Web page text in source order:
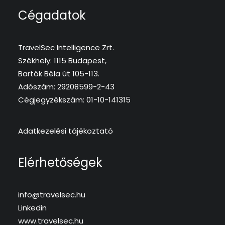
Cégadatok
TravelSec Intelligence Zrt.
Székhely: 1115 Budapest,
Bartók Béla út 105-113.
Adószám: 29208599-2-43
Cégjegyzékszám: 01-10-141315
Adatkezelési tájékoztató
Elérhetőségek
info@travelsec.hu
Linkedin
www.travelsec.hu